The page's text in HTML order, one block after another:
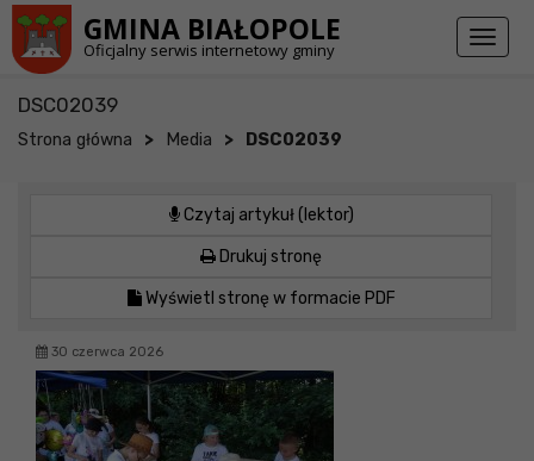
GMINA BIAŁOPOLE
Oficjalny serwis internetowy gminy
Toggle
DSC02039
Strona główna > Media > DSC02039
Czytaj artykuł (lektor)
Drukuj stronę
Wyświetl stronę w formacie PDF
30 czerwca 2026